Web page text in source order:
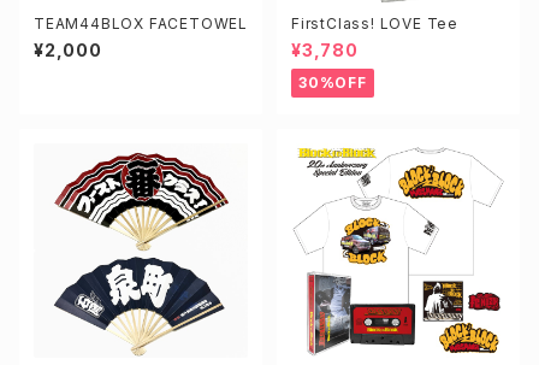
TEAM44BLOX FACETOWEL
¥2,000
FirstClass! LOVE Tee
¥3,780
30%OFF